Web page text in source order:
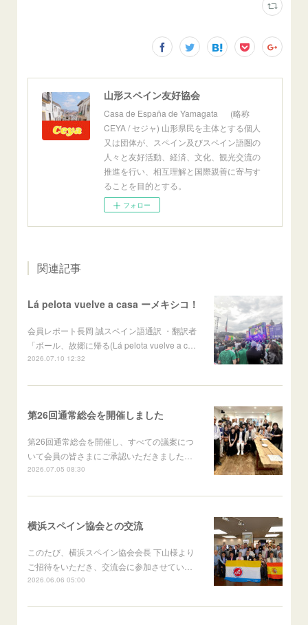
山形スペイン友好協会
Casa de España de Yamagata (略称
CEYA / セジャ) 山形県民を主体とする個人
又は団体が、スペイン及びスペイン語圏の
人々と友好活動、経済、文化、観光交流の
推進を行い、相互理解と国際親善に寄与す
ることを目的とする。
フォロー
関連記事
Lá pelota vuelve a casa ーメキシコ！
会員レポート長岡 誠スペイン語通訳 ・翻訳者
「ボール、故郷に帰る(Lá pelota vuelve a c…
2026.07.10 12:32
第26回通常総会を開催しました
第26回通常総会を開催し、すべての議案につ
いて会員の皆さまにご承認いただきました…
2026.07.05 08:30
横浜スペイン協会との交流
このたび、横浜スペイン協会会長 下山様より
ご招待をいただき、交流会に参加させてい…
2026.06.06 05:00